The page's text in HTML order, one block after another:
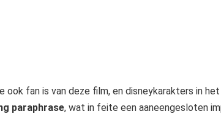
ook fan is van deze film, en disneykarakters in
paraphrase, wat in feite een aaneengesloten